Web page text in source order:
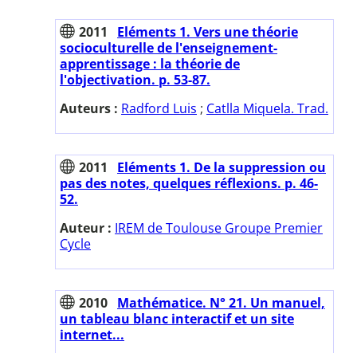
2011
Eléments 1. Vers une théorie
socioculturelle de l'enseignement-
apprentissage : la théorie de
l'objectivation. p. 53-87.
Auteurs : Radford Luis ; Catlla Miquela. Trad.
2011
Eléments 1. De la suppression ou
pas des notes, quelques réflexions. p. 46-
52.
Auteur : IREM de Toulouse Groupe Premier
Cycle
2010 Mathématice. N° 21. Un manuel,
un tableau blanc interactif et un site
internet...